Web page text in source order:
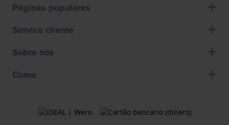
Páginas populares
Servico cliente
Sobre nós
Como